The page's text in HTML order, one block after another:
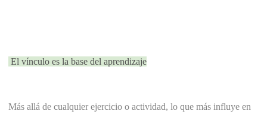
El vínculo es la base del aprendizaje
Más allá de cualquier ejercicio o actividad, lo que más influye en